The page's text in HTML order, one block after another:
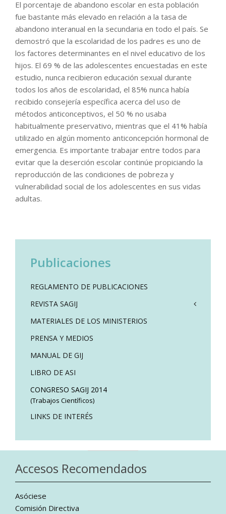
El porcentaje de abandono escolar en esta población
fue bastante más elevado en relación a la tasa de
abandono interanual en la secundaria en todo el país. Se
demostró que la escolaridad de los padres es uno de
los factores determinantes en el nivel educativo de los
hijos. El 69 % de las adolescentes encuestadas en este
estudio, nunca recibieron educación sexual durante
todos los años de escolaridad, el 85% nunca había
recibido consejería específica acerca del uso de
métodos anticonceptivos, el 50 % no usaba
habitualmente preservativo, mientras que el 41% había
utilizado en algún momento anticoncepción hormonal de
emergencia. Es importante trabajar entre todos para
evitar que la deserción escolar continúe propiciando la
reproducción de las condiciones de pobreza y
vulnerabilidad social de los adolescentes en sus vidas
adultas.
Publicaciones
REGLAMENTO DE PUBLICACIONES
REVISTA SAGIJ
MATERIALES DE LOS MINISTERIOS
PRENSA Y MEDIOS
MANUAL DE GIJ
LIBRO DE ASI
CONGRESO SAGIJ 2014
(Trabajos Científicos)
LINKS DE INTERÉS
Accesos Recomendados
Asóciese
Comisión Directiva